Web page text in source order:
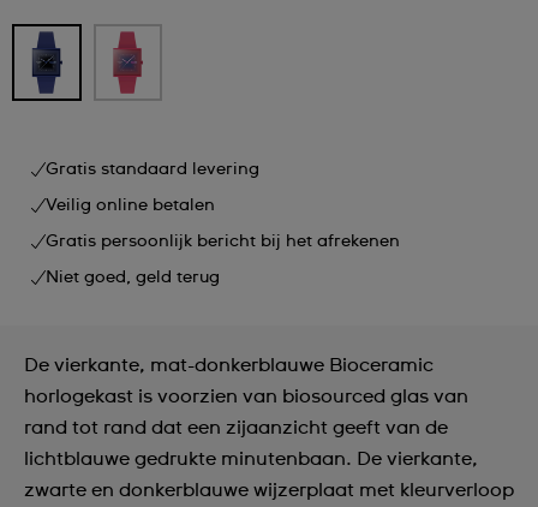
Gratis standaard levering
Veilig online betalen
Gratis persoonlijk bericht bij het afrekenen
Niet goed, geld terug
De vierkante, mat-donkerblauwe Bioceramic
horlogekast is voorzien van biosourced glas van
rand tot rand dat een zijaanzicht geeft van de
lichtblauwe gedrukte minutenbaan. De vierkante,
zwarte en donkerblauwe wijzerplaat met kleurverloop